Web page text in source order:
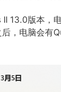
13.0版本，
后，电脑会